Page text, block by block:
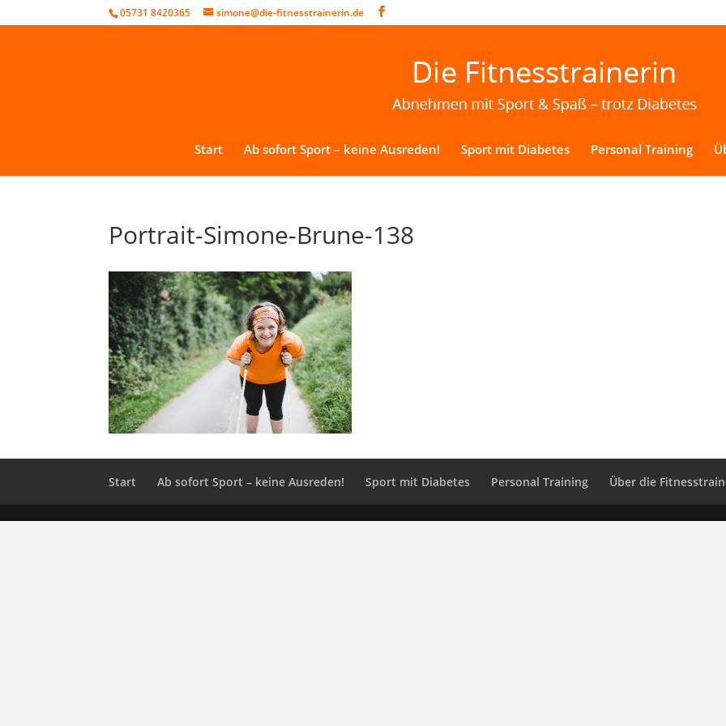
05731 8420365 simone@die-fitnesstrainerin.de
Start Ab sofort Sport – keine Ausreden! Sport mit Diabetes Personal Training
Portrait-Simone-Brune-138
Start Ab sofort Sport – keine Ausreden! Sport mit Diabetes Personal Training Über die